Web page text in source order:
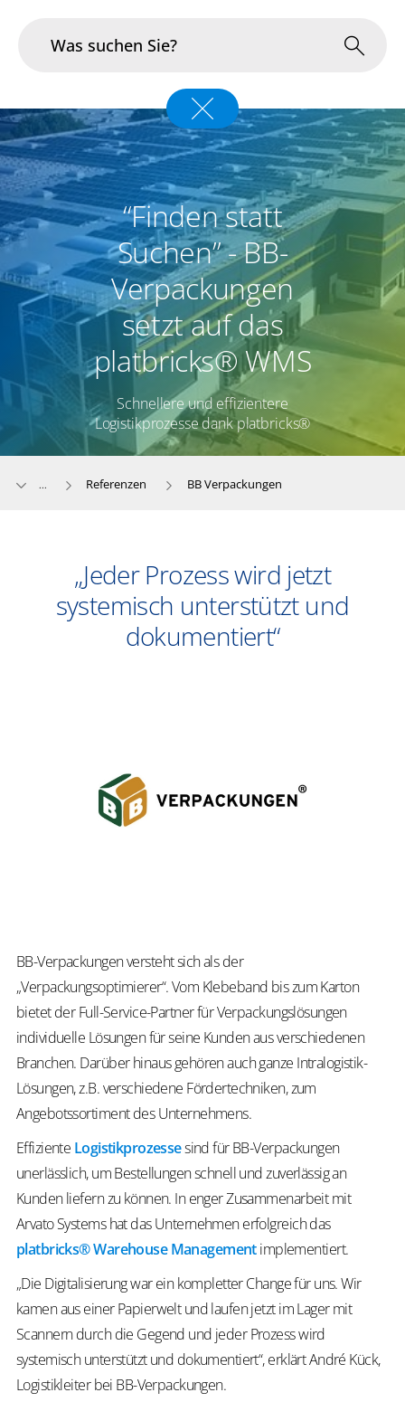
Branchen
Im Fokus
Portfolio
Infrastruktur & Betrieb
Über uns
Karriere
Blog
“Finden statt
Suchen” - BB-
Verpackungen
setzt auf das
platbricks® WMS
Schnellere und effizientere
Logistikprozesse dank platbricks®
... Referenzen BB Verpackungen
„Jeder Prozess wird jetzt
systemisch unterstützt und
dokumentiert“
BB-Verpackungen versteht sich als der
„Verpackungsoptimierer“. Vom Klebeband bis zum Karton
bietet der Full-Service-Partner für Verpackungslösungen
individuelle Lösungen für seine Kunden aus verschiedenen
Branchen. Darüber hinaus gehören auch ganze Intralogistik-
Lösungen, z.B. verschiedene Fördertechniken, zum
Angebotssortiment des Unternehmens.
Effiziente Logistikprozessesind für BB-Verpackungen
unerlässlich, um Bestellungen schnell und zuverlässig an
Kunden liefern zu können. In enger Zusammenarbeit mit
Arvato Systems hat das Unternehmen erfolgreich das
platbricks® Warehouse Managementimplementiert.
„Die Digitalisierung war ein kompletter Change für uns. Wir
kamen aus einer Papierwelt und laufen jetzt im Lager mit
Scannern durch die Gegend und jeder Prozess wird
systemisch unterstützt und dokumentiert“, erklärt André Kück,
Logistikleiter bei BB-Verpackungen.